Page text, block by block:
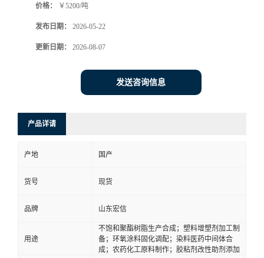
价格： ￥5200/吨
发布日期： 2026-05-22
更新日期： 2026-08-07
发送咨询信息
产品详请
产地 国产
货号 现货
品牌 山东宏信
用途
不饱和聚酯树脂生产合成；塑料增塑剂加工制
备；环氧涂料固化调配；染料医药中间体合
成；农药化工原料制作；胶粘剂改性助剂添加